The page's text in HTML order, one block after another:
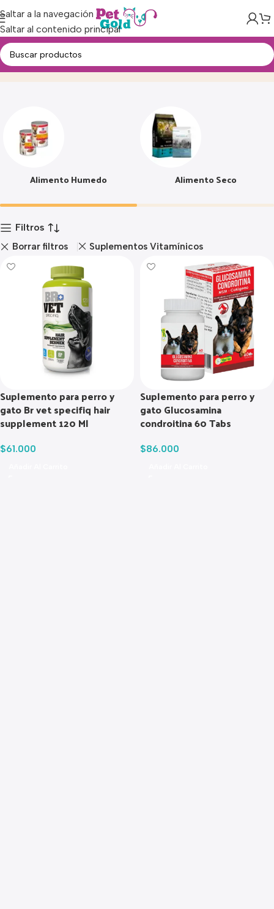
Saltar a la navegación
Saltar al contenido principal
AlimentoInicio Producto
Alimento Humedo Alimento Seco
Filtros
Borrar filtros Suplementos Vitamínicos
Suplemento para perro y
gato Br vet specifiq hair
supplement 120 Ml
$61.000
Suplemento para perro y
gato Glucosamina
condroitina 60 Tabs
$86.000